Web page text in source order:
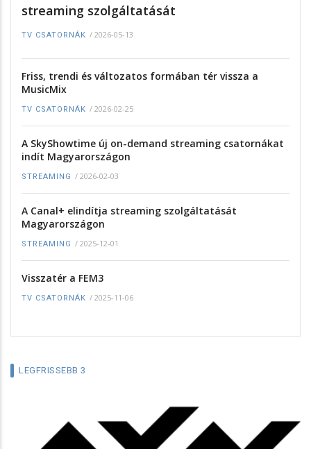
streaming szolgáltatását
TV CSATORNÁK / 2026-05-13
Friss, trendi és változatos formában tér vissza a
MusicMix
TV CSATORNÁK / 2026-02-25
A SkyShowtime új on-demand streaming csatornákat
indít Magyarországon
STREAMING / 2026-02-03
A Canal+ elindítja streaming szolgáltatását
Magyarországon
STREAMING / 2025-12-01
Visszatér a FEM3
TV CSATORNÁK / 2025-11-06
LEGFRISSEBB 3